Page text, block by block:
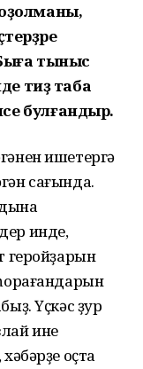
тыныс
тиҙ таба
булғандыр.
ишетергә
сағында.
инде,
геройҙарын
Үҫкәс ҙур
ине
оҫта